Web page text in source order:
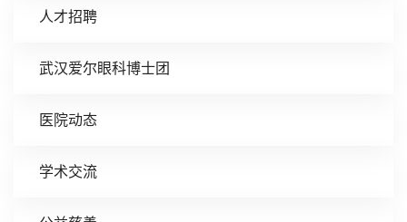
人才招聘
武汉爱尔眼科博士团
医院动态
学术交流